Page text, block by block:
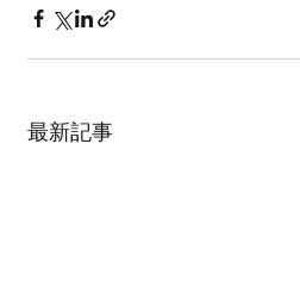
最新記事